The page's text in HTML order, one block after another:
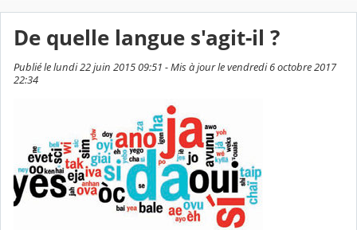
De quelle langue s'agit-il ?
Publié le lundi 22 juin 2015 09:51 - Mis à jour le vendredi 6 octobre 2017
22:34